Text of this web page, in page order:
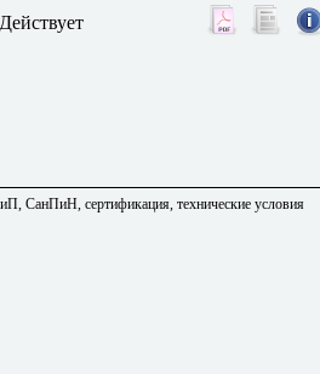
Действует
СанПиН, сертификация, технические условия